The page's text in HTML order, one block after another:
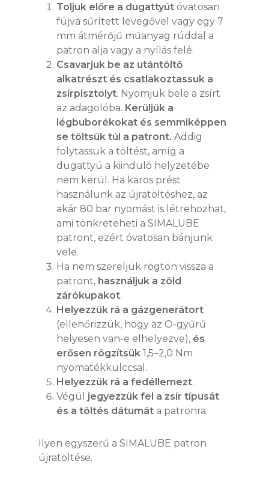
Toljuk előre a dugattyút óvatosan
fújva sűrített levegővel vagy egy 7
mm átmérőjű műanyag rúddal a
patron alja vagy a nyílás felé.
Csavarjuk be az utántöltő
alkatrészt és csatlakoztassuk a
zsírpisztolyt. Nyomjuk bele a zsírt
az adagolóba. Kerüljük a
légbuborékokat és semmiképpen
se töltsük túl a patront. Addig
folytassuk a töltést, amíg a
dugattyú a kiinduló helyzetébe
nem kerül. Ha karos prést
használunk az újratöltéshez, az
akár 80 bar nyomást is létrehozhat,
ami tönkreteheti a SIMALUBE
patront, ezért óvatosan bánjunk
vele.
Ha nem szereljük rögtön vissza a
patront, használjuk a zöld
zárókupakot.
Helyezzük rá a gázgenerátort
(ellenőrizzük, hogy az O-gyűrű
helyesen van-e elhelyezve), és
erősen rögzítsük 1,5–2,0 Nm
nyomatékkulccsal.
Helyezzük rá a fedéllemezt.
Végül jegyezzük fel a zsír típusát
és a töltés dátumát a patronra.
Ilyen egyszerű a SIMALUBE patron
újratöltése.